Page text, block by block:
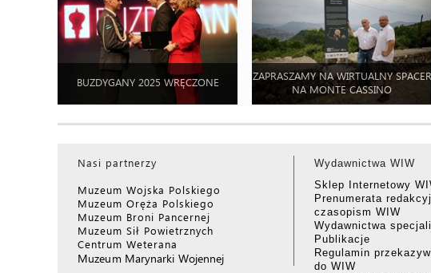
BUZDYGANY 2025 WRĘCZONE
ZAPRASZAMY NA WIRTUALNY SPACER
NA MONTE CASSINO
Nasi partnerzy
Muzeum Wojska Polskiego
Muzeum Oręża Polskiego
Muzeum Broni Pancernej
Muzeum Sił Powietrznych
Centrum Weterana
Muzeum Marynarki Wojennej
Wydawnictwa WIW
Sklep Internetowy
Prenumerata
czasopism WIW
Wydawnictwa
Publikacje
Regulamin
do WIW